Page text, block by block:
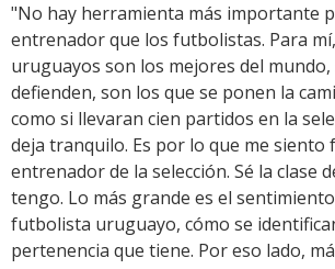
"No hay herramienta más importante
entrenador que los futbolistas. Para
uruguayos son los mejores del mundo,
defienden, son los que se ponen la
como si llevaran cien partidos en la
deja tranquilo. Es por lo que me siento
entrenador de la selección. Sé la clase
tengo. Lo más grande es el
futbolista uruguayo, cómo se
pertenencia que tiene. Por eso lado,